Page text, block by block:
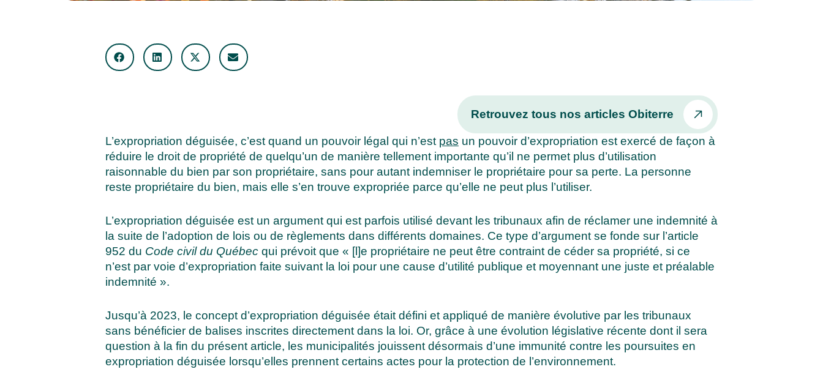
Retrouvez tous nos articles Obiterre
L’expropriation déguisée, c’est quand un pouvoir légal qui n’est pas un pouvoir d’expropriation est exercé de façon à
réduire le droit de propriété de quelqu’un de manière tellement importante qu’il ne permet plus d’utilisation
raisonnable du bien par son propriétaire, sans pour autant indemniser le propriétaire pour sa perte. La personne
reste propriétaire du bien, mais elle s’en trouve expropriée parce qu’elle ne peut plus l’utiliser.
L’expropriation déguisée est un argument qui est parfois utilisé devant les tribunaux afin de réclamer une indemnité à
la suite de l’adoption de lois ou de règlements dans différents domaines. Ce type d’argument se fonde sur l’article
952 du Code civil du Québec qui prévoit que « [l]e propriétaire ne peut être contraint de céder sa propriété, si ce
n’est par voie d’expropriation faite suivant la loi pour une cause d’utilité publique et moyennant une juste et préalable
indemnité ».
Jusqu’à 2023, le concept d’expropriation déguisée était défini et appliqué de manière évolutive par les tribunaux
sans bénéficier de balises inscrites directement dans la loi. Or, grâce à une évolution législative récente dont il sera
question à la fin du présent article, les municipalités jouissent désormais d’une immunité contre les poursuites en
expropriation déguisée lorsqu’elles prennent certains actes pour la protection de l’environnement.